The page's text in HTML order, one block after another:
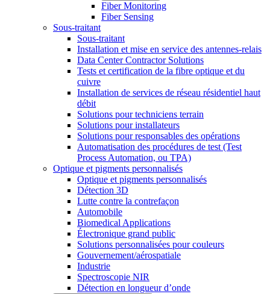
Fiber Monitoring
Fiber Sensing
Sous-traitant
Sous-traitant
Installation et mise en service des antennes-relais
Data Center Contractor Solutions
Tests et certification de la fibre optique et du
cuivre
Installation de services de réseau résidentiel haut
débit
Solutions pour techniciens terrain
Solutions pour installateurs
Solutions pour responsables des opérations
Automatisation des procédures de test (Test
Process Automation, ou TPA)
Optique et pigments personnalisés
Optique et pigments personnalisés
Détection 3D
Lutte contre la contrefaçon
Automobile
Biomedical Applications
Électronique grand public
Solutions personnalisées pour couleurs
Gouvernement/aérospatiale
Industrie
Spectroscopie NIR
Détection en longueur d’onde